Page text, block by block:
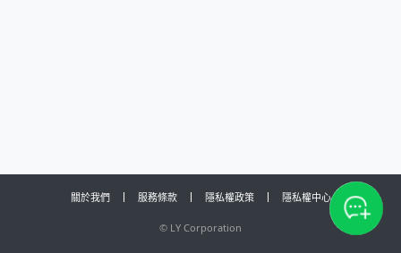
關於我們 服務條款 隱私權政策 隱私權中心
© LY Corporation